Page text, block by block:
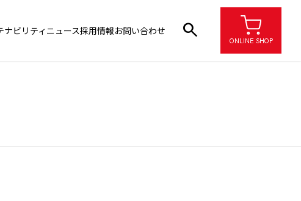
ナビリティ ニュース採用情報お問い合わせ search
ONLINE SHOP